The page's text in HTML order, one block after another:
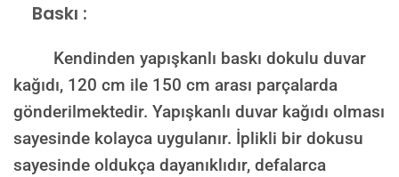
Baskı :
Kendinden yapışkanlı baskı dokulu duvar
kağıdı, 120 cm ile 150 cm arası parçalarda
gönderilmektedir. Yapışkanlı duvar kağıdı olması
sayesinde kolayca uygulanır. İplikli bir dokusu
sayesinde oldukça dayanıklıdır, defalarca